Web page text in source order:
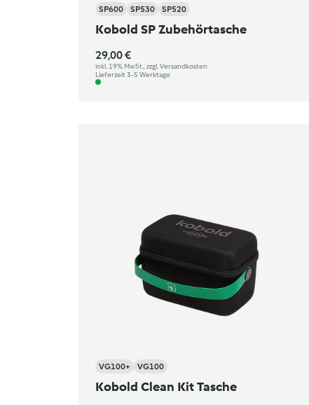
SP600 SP530 SP520
Kobold SP Zubehörtasche
29,00 €
inkl. 19% MwSt., zzgl. Versandkosten
Lieferzeit 3-5 Werktage
VG100+ VG100
Kobold Clean Kit Tasche